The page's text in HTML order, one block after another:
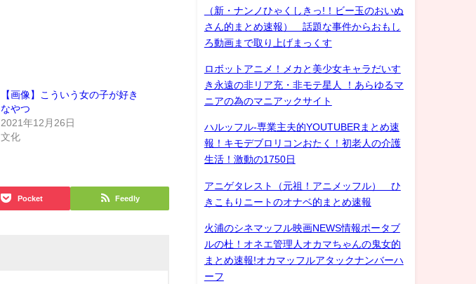
【画像】こういう女の子が好き
なやつ
2021年12月26日
文化
Pocket Feedly
（新・ナンノひゃくしきっ!！ビー玉のおいぬ
さん的まとめ速報） 話題な事件からおもし
ろ動画まで取り上げまっくす
ロボットアニメ！メカと美少女キャラだいす
き永遠の非リア充・非モテ星人 ！あらゆるマ
ニアの為のマニアックサイト
ハルッフル-専業主夫的YOUTUBERまとめ速
報！キモデブロリコンおたく！初老人の介護
生活！激動の1750日
アニゲタレスト（元祖！アニメッフル） ひ
きこもりニートのオナベ的まとめ速報
火浦のシネマッフル映画NEWS情報ポータブ
ルの杜！オネエ管理人オカマちゃんの鬼女的
まとめ速報!オカマッフルアタックナンバーハ
ーフ